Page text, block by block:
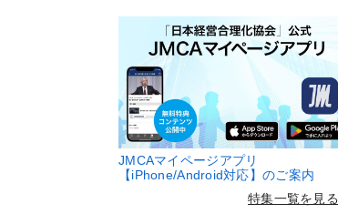
JMCAマイページアプリ
【iPhone/Android対応】のご案内
特集一覧を見る